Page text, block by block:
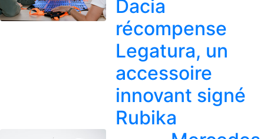
Dacia
récompense
Legatura, un
accessoire
innovant signé
Rubika